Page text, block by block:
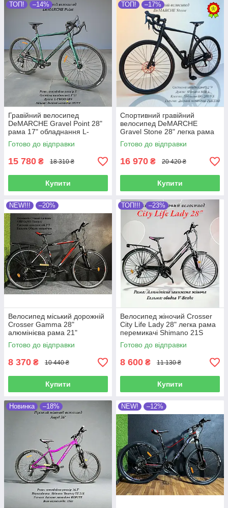
ТОП! –14%
Гравійний велосипед
DeMARCHE Gravel Point 28"
рама 17" обладнання L-
TWOO 1*11 гравійні
покришки
Готово до відправки
15 780 ₴ 18 310 ₴
Купити
ТОП! –17%
Спортивний гравійний
велосипед DeMARCHE
Gravel Stone 28" легка рама
17" перемикачі Shimano
SORA 2*9
Готово до відправки
16 970 ₴ 20 420 ₴
Купити
NEW!!! –20%
Велосипед міський дорожній
Crosser Gamma 28"
алюмінієва рама 21"
обладнання Shimano
багажник та крила
Готово до відправки
8 370 ₴ 10 440 ₴
Купити
ТОП!!! –23%
Велосипед жіночий Crosser
City Life Lady 28" легка рама
перемикачі Shimano 21S
міцний багажник крила
захист
Готово до відправки
8 600 ₴ 11 130 ₴
Купити
Новинка –18% NEW! –12%